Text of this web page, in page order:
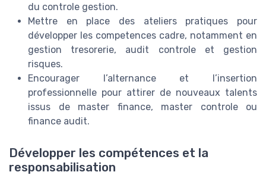
du controle gestion.
Mettre en place des ateliers pratiques pour
développer les competences cadre, notamment en
gestion tresorerie, audit controle et gestion
risques.
Encourager l’alternance et l’insertion
professionnelle pour attirer de nouveaux talents
issus de master finance, master controle ou
finance audit.
Développer les compétences et la
responsabilisation